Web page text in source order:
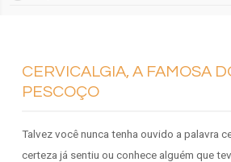
CERVICALGIA, A FAMOSA
PESCOÇO
Talvez você nunca tenha ouvido a palavra
certeza já sentiu ou conhece alguém que